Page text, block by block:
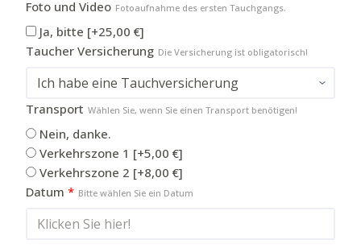
Foto und Video Fotoaufnahme des ersten Tauchgangs.
Ja, bitte [+25,00 €]
Taucher Versicherung Die Versicherung ist obligatorisch!
Transport Wählen Sie, wenn Sie einen Transport benötigen!
Nein, danke.
Verkehrszone 1 [+5,00 €]
Verkehrszone 2 [+8,00 €]
Datum * Bitte wählen Sie ein Datum